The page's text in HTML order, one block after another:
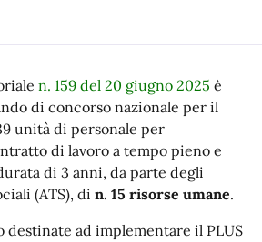
n. 159 del 20 giugno 2025 è
di concorso nazionale per il
unità di personale per
di lavoro a tempo pieno e
di 3 anni, da parte degli
(ATS), di n. 15 risorse umane.
destinate ad implementare il PLUS